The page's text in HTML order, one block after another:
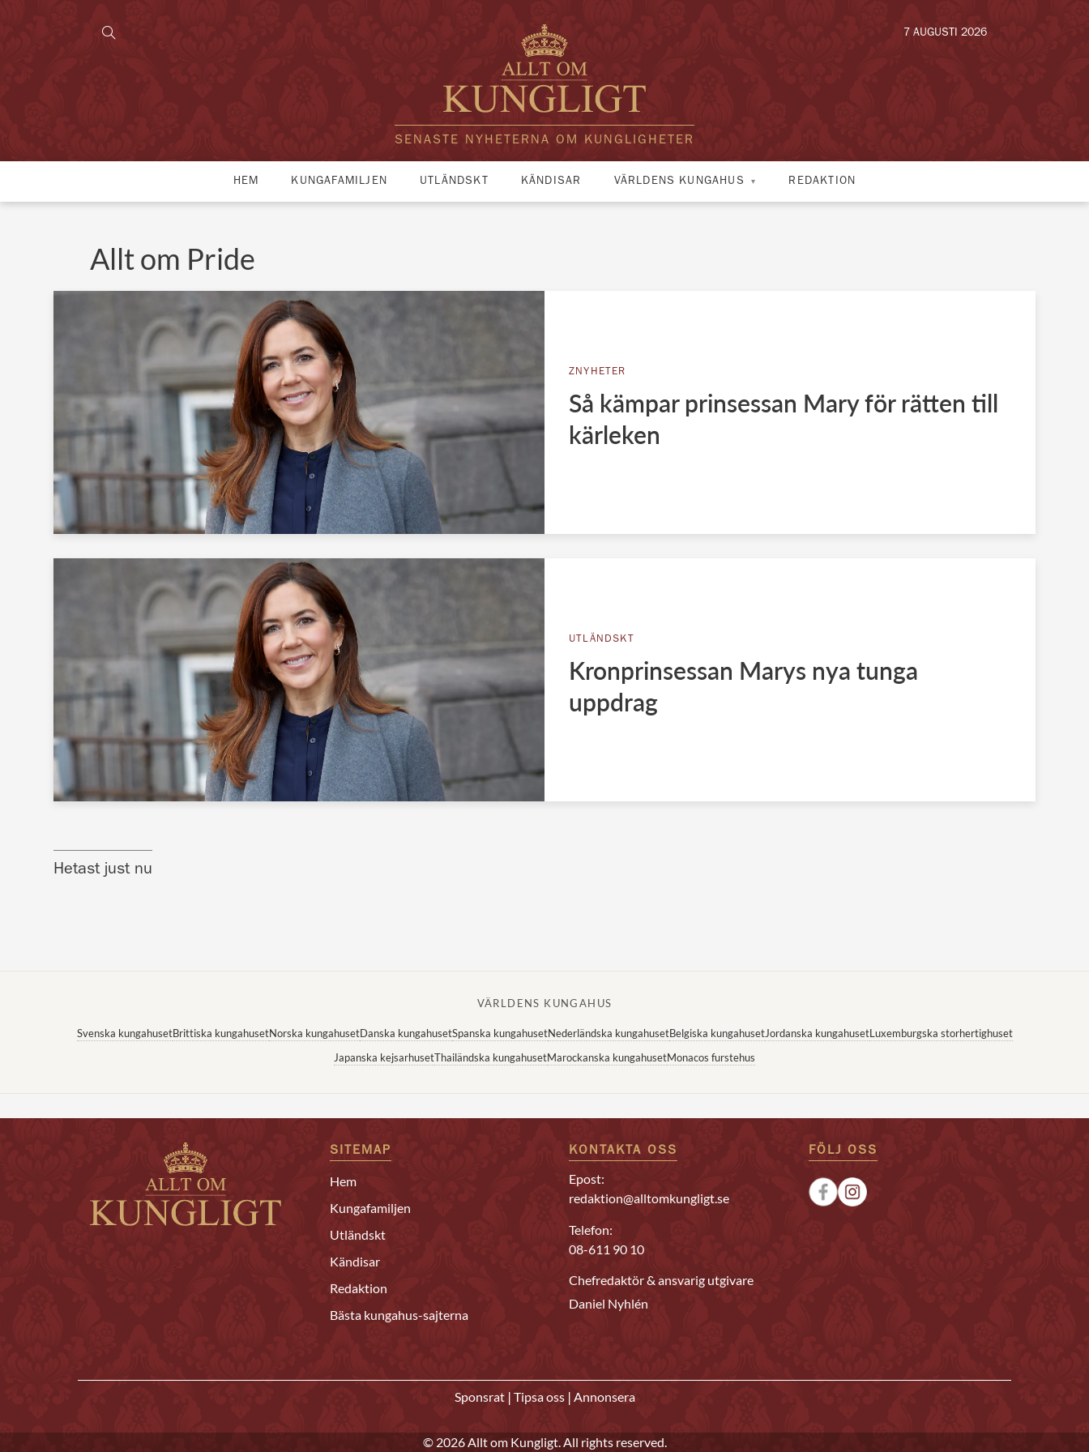
SENASTE NYHETERNA OM KUNGLIGHETER
7 AUGUSTI 2026
HEM KUNGAFAMILJEN UTLÄNDSKT KÄNDISAR VÄRLDENS KUNGAHUS REDAKTION
Allt om Pride
ZNYHETER
Så kämpar prinsessan Mary för rätten till
kärleken
UTLÄNDSKT
Kronprinsessan Marys nya tunga
uppdrag
Hetast just nu
VÄRLDENS KUNGAHUS
Svenska kungahusetBrittiska kungahusetNorska kungahusetDanska kungahusetSpanska kungahusetNederländska kungahusetBelgiska kungahusetJordanska kungahusetLuxemburgska storhertighuset
Japanska kejsarhusetThailändska kungahusetMarockanska kungahusetMonacos furstehus
SITEMAP
Hem
Kungafamiljen
Utländskt
Kändisar
Redaktion
Bästa kungahus-sajterna
KONTAKTA OSS
Epost:
redaktion@alltomkungligt.se
Telefon:
08-611 90 10
Chefredaktör & ansvarig utgivare
Daniel Nyhlén
FÖLJ OSS
Sponsrat | Tipsa oss | Annonsera
© 2026 Allt om Kungligt. All rights reserved.